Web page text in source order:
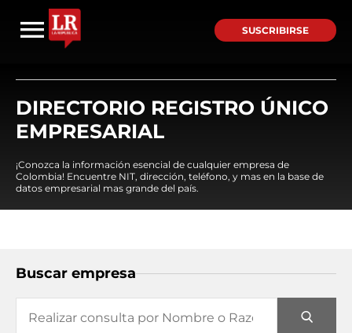
SUSCRIBIRSE
DIRECTORIO REGISTRO ÚNICO
EMPRESARIAL
¡Conozca la información esencial de cualquier empresa de
Colombia! Encuentre NIT, dirección, teléfono, y mas en la base de
datos empresarial mas grande del país.
Buscar empresa